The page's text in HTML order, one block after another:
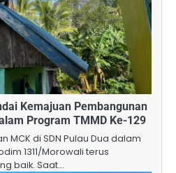
Kemajuan Pembangunan
Program TMMD Ke-129
MCK di SDN Pulau Dua dalam
1311/Morowali terus
baik. Saat…